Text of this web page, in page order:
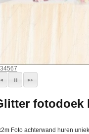
34567
fotodoek
Foto achterwand huren uniek